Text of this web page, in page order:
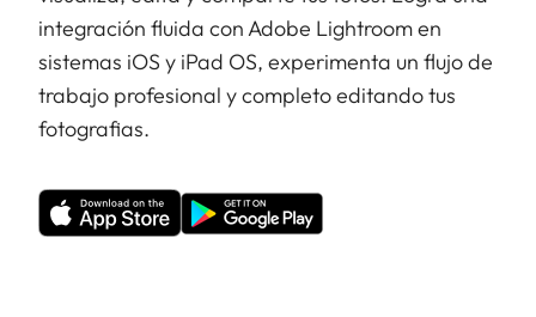
integración fluida con Adobe Lightroom en
sistemas iOS y iPad OS, experimenta un flujo de
trabajo profesional y completo editando tus
fotografias.